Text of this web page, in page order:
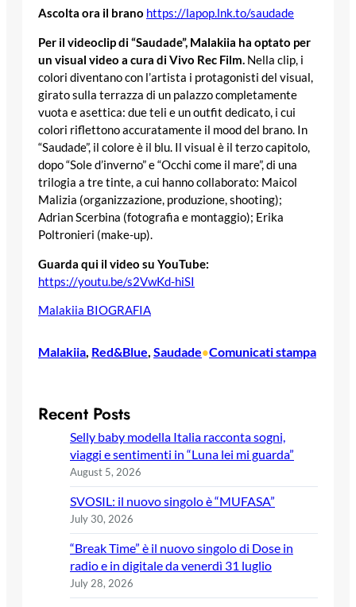
Ascolta ora il brano https://lapop.lnk.to/saudade
Per il videoclip di “Saudade”, Malakiia ha optato per
un visual video a cura di Vivo Rec Film. Nella clip, i
colori diventano con l’artista i protagonisti del visual,
girato sulla terrazza di un palazzo completamente
vuota e asettica: due teli e un outfit dedicato, i cui
colori riflettono accuratamente il mood del brano. In
“Saudade”, il colore è il blu. Il visual è il terzo capitolo,
dopo “Sole d’inverno” e “Occhi come il mare”, di una
trilogia a tre tinte, a cui hanno collaborato: Maicol
Malizia (organizzazione, produzione, shooting);
Adrian Scerbina (fotografia e montaggio); Erika
Poltronieri (make-up).
Guarda qui il video su YouTube:
https://youtu.be/s2VwKd-hiSI
Malakiia BIOGRAFIA
Malakiia Red&Blue Saudade•Comunicati stampa
Recent Posts
Selly baby modella Italia racconta sogni,
viaggi e sentimenti in “Luna lei mi guarda”
August 5, 2026
SVOSIL: il nuovo singolo è “MUFASA”
July 30, 2026
“Break Time” è il nuovo singolo di Dose in
radio e in digitale da venerdì 31 luglio
July 28, 2026